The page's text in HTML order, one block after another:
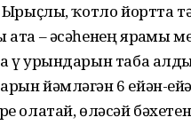
Ырыҫлы, ҡотло йортта
– әсәһенең ярҙамы
үҙ урындарын таба
йәмләгән 6 ейән-
олатай, өләсәй